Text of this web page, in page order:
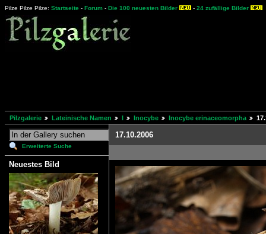
Pilze Pilze Pilze: Startseite - Forum - Die 100 neuesten Bilder - 24 zufällige Bilder
Pilzgalerie Lateinische Namen I Inocybe Inocybe erinaceomorpha
Erweiterte Suche
Neuestes Bild
17.10.2006